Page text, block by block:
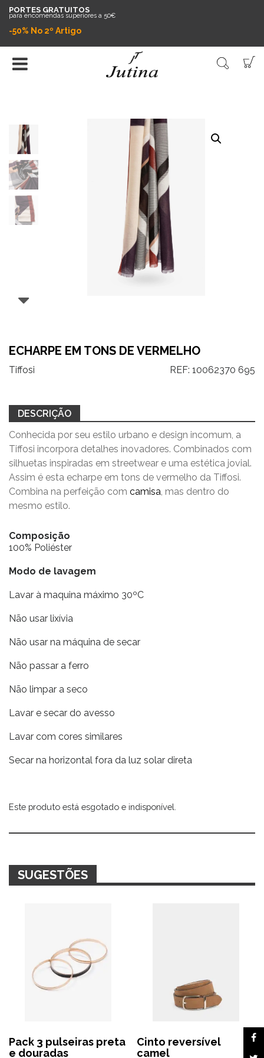
PORTES GRATUITOS
para encomendas superiores a 50€
-50% No 2º Artigo
ECHARPE EM TONS DE VERMELHO
Tiffosi REF: 10062370 695
DESCRIÇÃO
Conhecida por seu estilo urbano e design incomum, a
Tiffosi incorpora detalhes inovadores. Combinados com
silhuetas inspiradas em streetwear e uma estética jovial.
Assim é esta echarpe em tons de vermelho da Tiffosi.
Combina na perfeição com camisa, mas dentro do
mesmo estilo.
Composição
100% Poliéster
Modo de lavagem
Lavar à maquina máximo 30ºC
Não usar lixívia
Não usar na máquina de secar
Não passar a ferro
Não limpar a seco
Lavar e secar do avesso
Lavar com cores similares
Secar na horizontal fora da luz solar direta
Este produto está esgotado e indisponível.
Alternative:
SUGESTÕES
Pack 3 pulseiras preta
e douradas
Cinto reversível
camel